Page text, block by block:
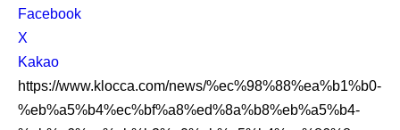
S
N
S
S
h
Facebook
X
Kakao
https://www.klocca.com/news/%ec%98%88%ea%b1%b0-
%eb%a5%b4%ec%bf%a8%ed%8a%b8%eb%a5%b4-